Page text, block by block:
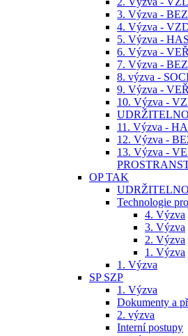
3. Výzva -
4. Výzva -
5. Výzva -
6. Výzva -
7. Výzva -
8. výzva -
9. Výzva -
10. Výzva -
11. Výzva -
12. Výzva -
13. Výzva -
OP TAK
Technologie
4. Výzva
3. Výzva
2. Výzva
1. Výzva
1. Výzva
SP SZP
1. Výzva
Dokumenty a
2. výzva
Interní postupy